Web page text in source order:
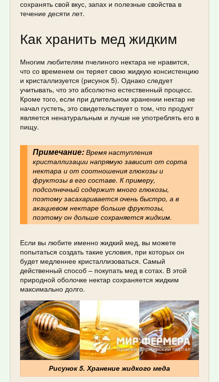
сохранять свой вкус, запах и полезные свойства в
течение десяти лет.
Как хранить мед жидким
Многим любителям пчелиного нектара не нравится,
что со временем он теряет свою жидкую консистенцию
и кристаллизуется (рисунок 5). Однако следует
учитывать, что это абсолютно естественный процесс.
Кроме того, если при длительном хранении нектар не
начал густеть, это свидетельствует о том, что продукт
является ненатуральным и лучше не употреблять его в
пищу.
Примечание:Время наступления
кристаллизации напрямую зависит от сорта
нектара и от соотношения глюкозы и
фруктозы в его составе. К примеру,
подсолнечный содержит много глюкозы,
поэтому засахаривается очень быстро, а в
акациевом нектаре больше фруктозы,
поэтому он дольше сохраняется жидким.
Если вы любите именно жидкий мед, вы можете
попытаться создать такие условия, при которых он
будет медленнее кристаллизоваться. Самый
действенный способ – покупать мед в сотах. В этой
природной оболочке нектар сохраняется жидким
максимально долго.
Рисунок 5. Хранение жидкого меда